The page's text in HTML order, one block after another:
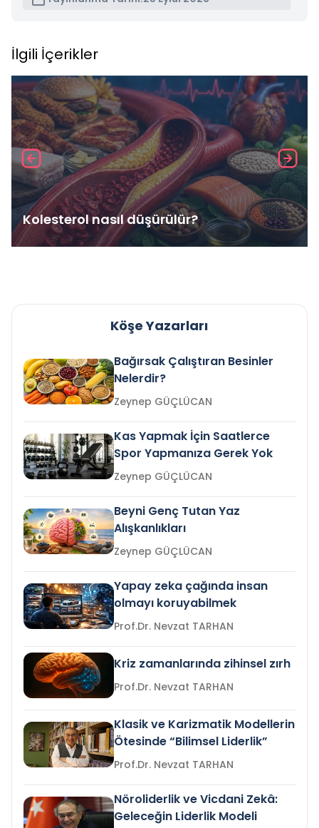
İlgili İçerikler
Kolesterol nasıl düşürülür?
Köşe Yazarları
Bağırsak Çalıştıran Besinler
Nelerdir?
Zeynep GÜÇLÜCAN
Kas Yapmak İçin Saatlerce
Spor Yapmanıza Gerek Yok
Zeynep GÜÇLÜCAN
Beyni Genç Tutan Yaz
Alışkanlıkları
Zeynep GÜÇLÜCAN
Yapay zeka çağında insan
olmayı koruyabilmek
Prof.Dr. Nevzat TARHAN
Kriz zamanlarında zihinsel zırh
Prof.Dr. Nevzat TARHAN
Klasik ve Karizmatik Modellerin
Ötesinde “Bilimsel Liderlik”
Prof.Dr. Nevzat TARHAN
Nöroliderlik ve Vicdani Zekâ:
Geleceğin Liderlik Modeli